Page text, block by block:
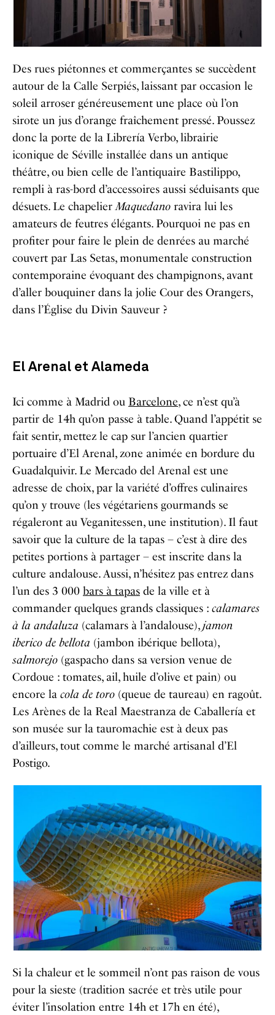
Des rues piétonnes et commerçantes se succèdent
autour de la Calle Serpiés, laissant par occasion le
soleil arroser généreusement une place où l’on
sirote un jus d’orange fraîchement pressé. Poussez
donc la porte de la Librería Verbo, librairie
iconique de Séville installée dans un antique
théâtre, ou bien celle de l’antiquaire Bastilippo,
rempli à ras-bord d’accessoires aussi séduisants que
désuets. Le chapelierMaquedano ravira lui les
amateurs de feutres élégants. Pourquoi ne pas en
profiter pour faire le plein de denrées au marché
couvert par Las Setas, monumentale construction
contemporaine évoquant des champignons, avant
d’aller bouquiner dans la jolie Cour des Orangers,
dans l’Église du Divin Sauveur ?
El Arenal et Alameda
Ici comme à Madrid ou Barcelone, ce n’est qu’à
partir de 14h qu’on passe à table. Quand l’appétit se
fait sentir, mettez le cap sur l’ancien quartier
portuaire d’El Arenal, zone animée en bordure du
Guadalquivir. Le Mercado del Arenal est une
adresse de choix, par la variété d’offres culinaires
qu’on y trouve (les végétariens gourmands se
régaleront au Veganitessen, une institution). Il faut
savoir que la culture de la tapas – c’est à dire des
petites portions à partager – est inscrite dans la
culture andalouse. Aussi, n’hésitez pas entrez dans
l’un des 3 000 bars à tapas de la ville et à
commander quelques grands classiques : calamares
à la andaluza (calamars à l’andalouse),jamon
iberico de bellota (jambon ibérique bellota),
salmorejo (gaspacho dans sa version venue de
Cordoue : tomates, ail, huile d’olive et pain) ou
encore la cola de toro (queue de taureau) en ragoût.
Les Arènes de la Real Maestranza de Caballería et
son musée sur la tauromachie est à deux pas
d’ailleurs, tout comme le marché artisanal d’El
Postigo.
Si la chaleur et le sommeil n’ont pas raison de vous
pour la sieste (tradition sacrée et très utile pour
éviter l’insolation entre 14h et 17h en été),